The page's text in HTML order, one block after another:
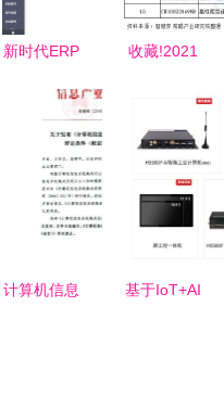
新时代ERP
于计算机系
统集成服务
的深度解析
收藏!2021
行业技术竞
争格局
计算机信息
基于IoT+AI